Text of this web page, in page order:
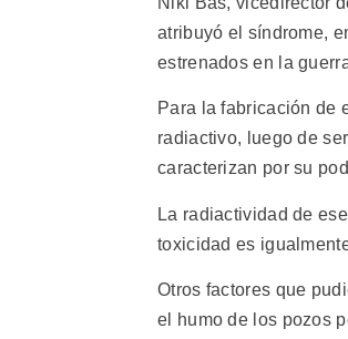
atribuyó el síndrome,
estrenados en la
Para la fabricación de
radiactivo, luego de
caracterizan por su
La radiactividad de
toxicidad es
Otros factores que
el humo de los pozos